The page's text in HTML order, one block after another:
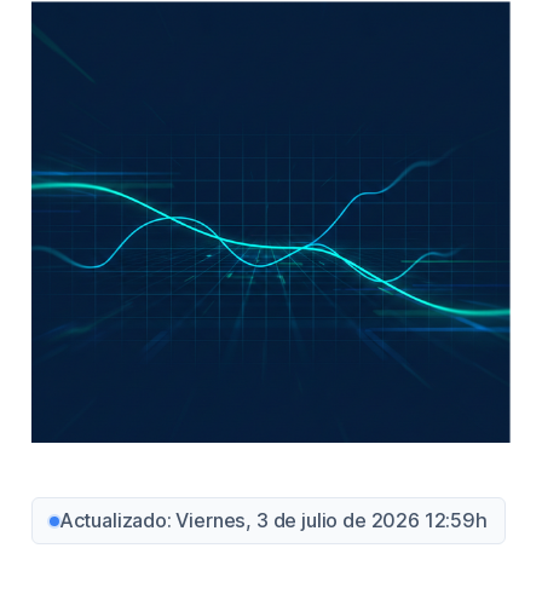
Actualizado: Viernes, 3 de julio de 2026 12:59h